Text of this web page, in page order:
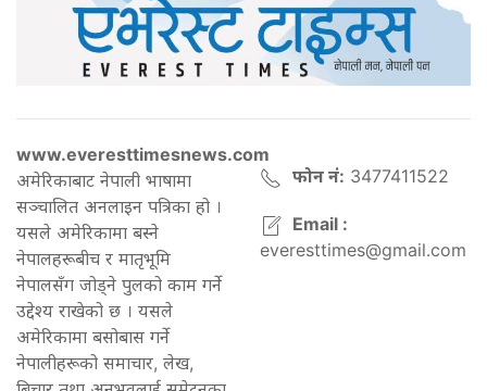
www.everesttimesnews.com
अमेरिकाबाट नेपाली भाषामा
सञ्चालित अनलाइन पत्रिका हो ।
यसले अमेरिकामा बस्ने
नेपालहरूबीच र मातृभूमि
नेपालसँग जोड्ने पुलको काम गर्ने
उद्देश्य राखेको छ । यसले
अमेरिकामा बसोबास गर्ने
नेपालीहरूको समाचार, लेख,
फोन नं: 3477411522
Email :
everesttimes@gmail.com